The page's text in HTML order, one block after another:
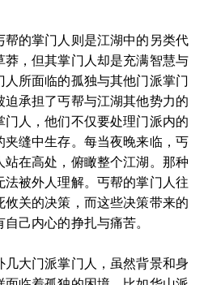
的掌门人则是江湖中的另类代
，但其掌门人却是充满智慧与
人所面临的孤独与其他门派掌门
迫承担了丐帮与江湖其他势力的
人，他们不仅要处理门派内的
缝中生存。每当夜晚来临，丐
在高处，俯瞰整个江湖。那种
被外人理解。丐帮的掌门人往
关的决策，而这些决策带来的
己内心的挣扎与痛苦。
大门派掌门人，虽然背景和身